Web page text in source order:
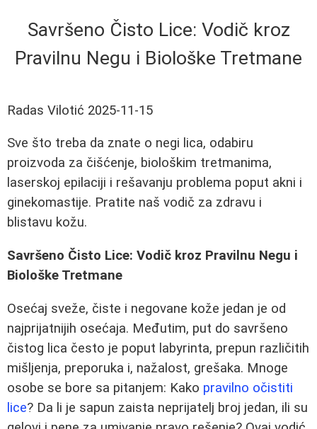
Savršeno Čisto Lice: Vodič kroz
Pravilnu Negu i Biološke Tretmane
Radas Vilotić 2025-11-15
Sve što treba da znate o negi lica, odabiru
proizvoda za čišćenje, biološkim tretmanima,
laserskoj epilaciji i rešavanju problema poput akni i
ginekomastije. Pratite naš vodič za zdravu i
blistavu kožu.
Savršeno Čisto Lice: Vodič kroz Pravilnu Negu i
Biološke Tretmane
Osećaj sveže, čiste i negovane kože jedan je od
najprijatnijih osećaja. Međutim, put do savršeno
čistog lica često je poput labyrinta, prepun različitih
mišljenja, preporuka i, nažalost, grešaka. Mnoge
osobe se bore sa pitanjem: Kako pravilno očistiti
lice? Da li je sapun zaista neprijatelj broj jedan, ili su